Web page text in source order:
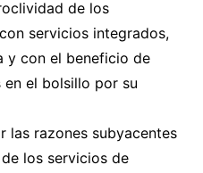
de los
servicios integrados,
y con el beneficio de
en el bolsillo por su
las razones subyacentes
los servicios de